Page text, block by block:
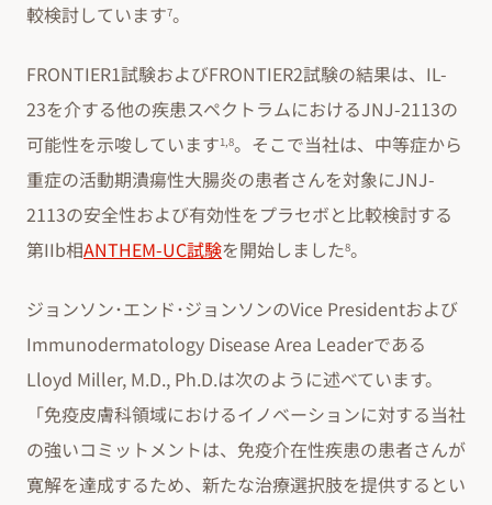
較検討しています7。
FRONTIER1試験およびFRONTIER2試験の結果は、IL-
23を介する他の疾患スペクトラムにおけるJNJ-2113の
可能性を示唆しています1,8。そこで当社は、中等症から
重症の活動期潰瘍性大腸炎の患者さんを対象にJNJ-
2113の安全性および有効性をプラセボと比較検討する
第IIb相ANTHEM-UC試験を開始しました8。
ジョンソン･エンド･ジョンソンのVice Presidentおよび
Immunodermatology Disease Area Leaderである
Lloyd Miller, M.D., Ph.D.は次のように述べています。
「免疫皮膚科領域におけるイノベーションに対する当社
の強いコミットメントは、免疫介在性疾患の患者さんが
寛解を達成するため、新たな治療選択肢を提供するとい